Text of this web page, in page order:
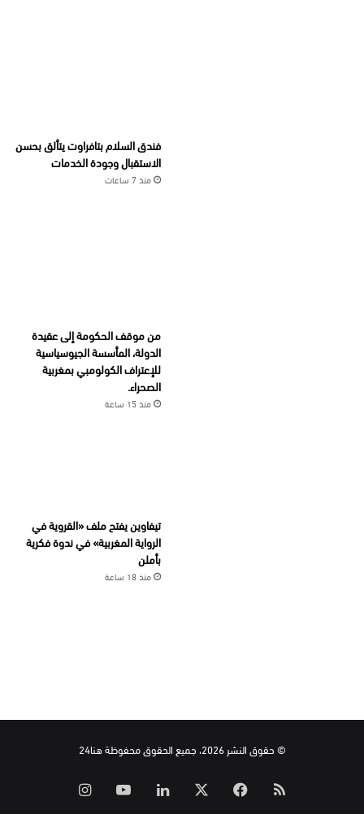
فندق السلام بتافراوت يتألق بحسن
الاستقبال وجودة الخدمات
منذ 7 ساعات
من موقف الحكومة إلى عقيدة
الدولة، المأسسة الجيوسياسية
للإعتراف الكولومبي بمغربية
الصحراء.
منذ 15 ساعة
تيفاوين يفتح ملف «القروية في
الرواية المغربية» في ندوة فكرية
بأملن
منذ 18 ساعة
© حقوق النشر 2026، جميع الحقوق محفوظة هنا24
ملخص فيسبوك لينكدإن ‫YouTube